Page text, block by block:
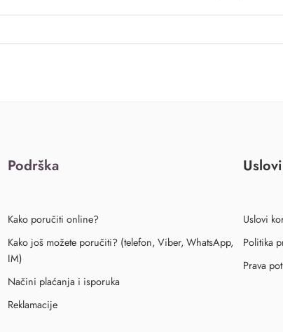
Podrška
Kako poručiti online?
Kako još možete poručiti? (telefon, Viber, WhatsApp,
IM)
Načini plaćanja i isporuka
Reklamacije
Uslovi
Politika
Prava